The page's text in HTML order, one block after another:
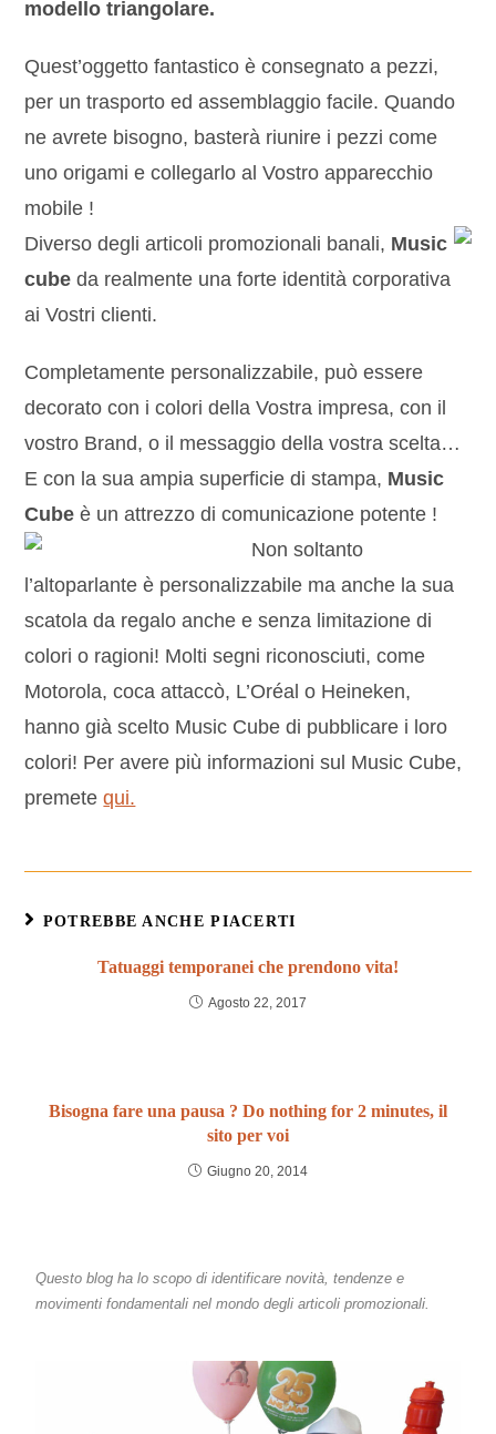
modello triangolare.
Quest’oggetto fantastico è consegnato a pezzi,
per un trasporto ed assemblaggio facile. Quando
ne avrete bisogno, basterà riunire i pezzi come
uno origami e collegarlo al Vostro apparecchio
mobile !
Diverso degli articoli promozionali banali, Music
cube da realmente una forte identità corporativa
ai Vostri clienti.
Completamente personalizzabile, può essere
decorato con i colori della Vostra impresa, con il
vostro Brand, o il messaggio della vostra scelta…
E con la sua ampia superficie di stampa, Music
Cube è un attrezzo di comunicazione potente !
Non soltanto
l’altoparlante è personalizzabile ma anche la sua
scatola da regalo anche e senza limitazione di
colori o ragioni! Molti segni riconosciuti, come
Motorola, coca attaccò, L’Oréal o Heineken,
hanno già scelto Music Cube di pubblicare i loro
colori! Per avere più informazioni sul Music Cube,
premetequi.
POTREBBE ANCHE PIACERTI
Tatuaggi temporanei che prendono vita!
Agosto 22, 2017
Bisogna fare una pausa ? Do nothing for 2 minutes, il
sito per voi
Giugno 20, 2014
Questo blog ha lo scopo di identificare novità, tendenze e
movimenti fondamentali nel mondo degli articoli promozionali.